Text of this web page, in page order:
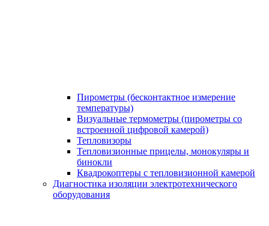
Пирометры (бесконтактное измерение
температуры)
Визуальные термометры (пирометры со
встроенной цифровой камерой)
Тепловизоры
Тепловизионные прицелы, монокуляры и
бинокли
Квадрокоптеры с тепловизионной камерой
Диагностика изоляции электротехнического
оборудования